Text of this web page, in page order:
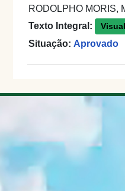
RODOLPHO MORIS,
Texto Integral:
Situação: Aprovado